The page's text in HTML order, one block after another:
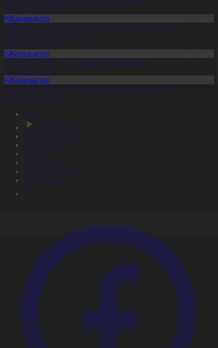
07.08.2026, 20:13
#Жаңалықтар
Президент солтүстіктегі тұрғындарды облыстың 90
жылдығымен құттықтады
07.08.2026, 20:11
#Жаңалықтар
Жаңа Конституция – жарқын болашақ кепілі
07.08.2026, 20:11
#Жаңалықтар
Құрылтай: Үгіт-насихат жұмыстары жалғасып жатыр
07.08.2026, 20:01
Басты
Тікелей эфир
Бағдарлама кестесі
Жаңалықтар
Жобалар
Телехикаялар
Мультсериалдар
Видеоархив